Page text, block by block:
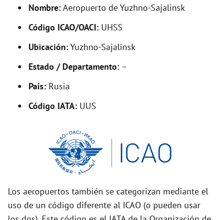
d
e
o
Nombre:Aeropuerto de Yuzhno-Sajalinsk
Código ICAO/OACI: UHSS
Ubicación:Yuzhno-Sajalinsk
Estado / Departamento: –
País: Rusia
Código IATA: UUS
Los aeropuertos también se categorizan mediante el
uso de un código diferente al ICAO (o pueden usar